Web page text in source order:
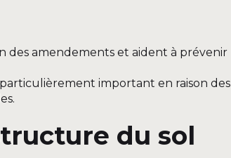
des amendements et aident à prévenir
important en raison des
du sol